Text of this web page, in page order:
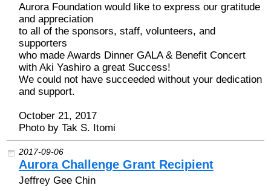
Aurora Foundation would like to express our gratitude
and appreciation
to all of the sponsors, staff, volunteers, and
supporters
who made Awards Dinner GALA & Benefit Concert
with Aki Yashiro a great Success!
We could not have succeeded without your dedication
and support.
October 21, 2017
Photo by Tak S. Itomi
2017-09-06
Aurora Challenge Grant Recipient
Jeffrey Gee Chin